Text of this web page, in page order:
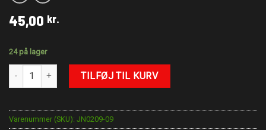
45,00 kr.
24 på lager
AN-6 Slange holder antalTILFØJ TIL KURV
Varenummer (SKU): JN0209-09